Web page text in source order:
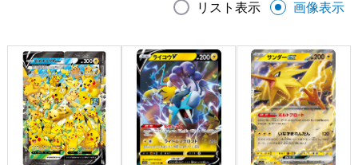
リスト表示 画像表示